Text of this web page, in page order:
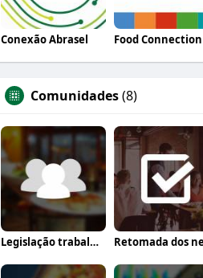
Conexão Abrasel Food Connection
Comunidades(8)
Legislação trabalhista